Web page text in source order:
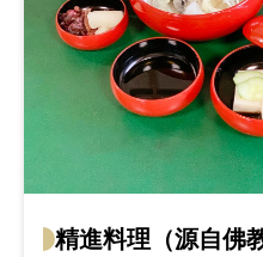
精進料理（源自佛